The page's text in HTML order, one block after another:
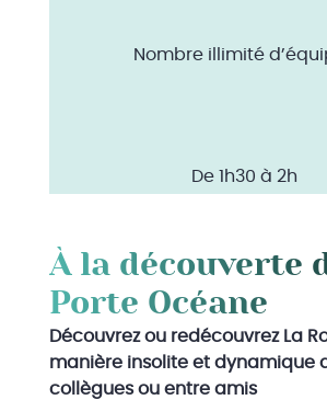
Nombre illimité
De 1h30 à 2h
À la découverte
Porte Océane
Découvrez ou redécouvrez La
manière insolite et dynamique
collègues ou entre amis